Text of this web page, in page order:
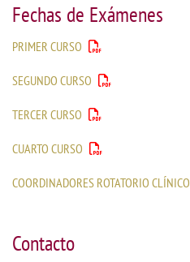
Fechas de Exámenes
PRIMER CURSO
SEGUNDO CURSO
TERCER CURSO
CUARTO CURSO
COORDINADORES ROTATORIO CLÍNICO
Contacto